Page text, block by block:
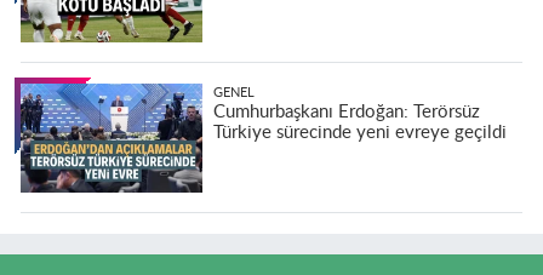
GENEL
Cumhurbaşkanı Erdoğan: Terörsüz
Türkiye sürecinde yeni evreye geçildi